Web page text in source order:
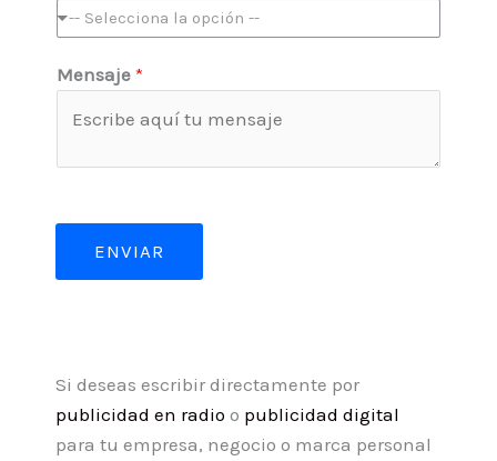
-- Selecciona la opción --
Mensaje *
ENVIAR
Si deseas escribir directamente por
publicidad en radio o publicidad digital
para tu empresa, negocio o marca personal